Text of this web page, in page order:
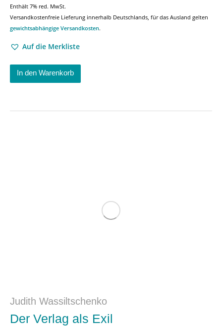
Enthält 7% red. MwSt.
Versandkostenfreie Lieferung innerhalb Deutschlands, für das Ausland gelten
gewichtsabhängige Versandkosten.
Auf die Merkliste
In den Warenkorb
Judith Wassiltschenko
Der Verlag als Exil